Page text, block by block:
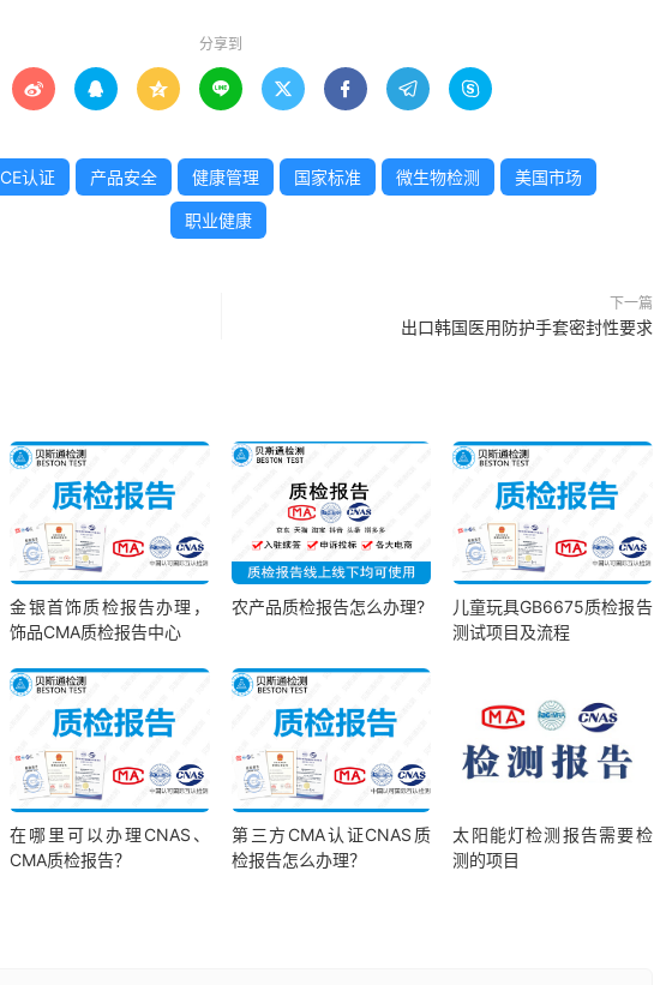
分享到
       
CE认证 产品安全 健康管理 国家标准 微生物检测 美国市场
职业健康
下一篇
出口韩国医用防护手套密封性要求
金银首饰质检报告办理，
饰品CMA质检报告中心
农产品质检报告怎么办理?
儿童玩具GB6675质检报告
测试项目及流程
在哪里可以办理CNAS、
CMA质检报告？
第三方CMA认证CNAS质
检报告怎么办理？
太阳能灯检测报告需要检
测的项目